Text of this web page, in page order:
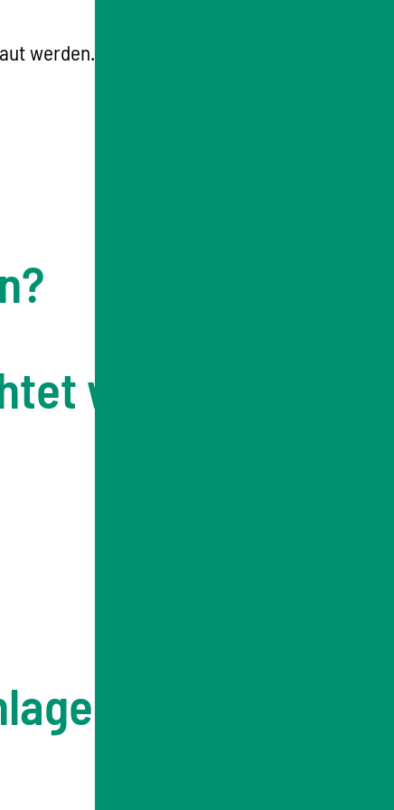
werden. In unserem FAQ geben wir
werden?